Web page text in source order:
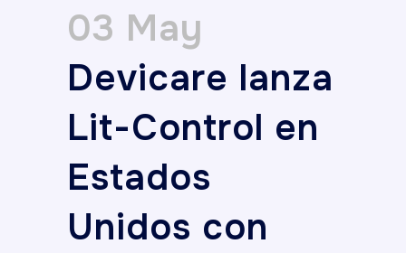
03 May
Devicare lanza
Lit-Control en
Estados
Unidos con